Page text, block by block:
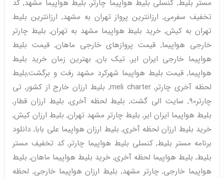
مستر بلیط, کنسلی بلیط هواپیما چارتر, بلیط هواپیما مشهد, کد
تخفیف سفرمی, ارزانترین پرواز تهران به مشهد, ارزانترین بلیط
تهران به کیش, خرید بلیط هواپیما مشهد به تهران, بلیط چارتر
خارجی هواپیما, قیمت پروازهای خارجی ماهان, قیمت بلیط
هواپیما خارجی ایران ایر, تیک بان, بهترین زمان خرید بلیط
هواپیما, قیمت بلیط هواپیما شهرکرد مشهد رفت و برگشت,بلیط
لحظه آخری چارتر, meli charter, بلیط ارزان خارج از کشور, تی
چارتر90, سایت الی گشت, بلیط لحظه آخری, بلیط ارزان قطار,
بلیط هواپیما ایران ایر, بلیط چارتر مشهد تهران, بلیط ارزان کیش,
خرید بلیط ارزان لحظه آخری, بلیط ارزان هواپیما علی بابا, دانلود
برنامه مستر بلیط, کنسلی بلیط هواپیما چارتر, کد تخفیف مستر
بلیط, بلیط هواپیما لحظه آخری, خرید بلیط هواپیما ماهان, بلیط
هواپیما خارجی, چارتر مشهد, بلیط ارزان هواپیما خارجی, لحظه